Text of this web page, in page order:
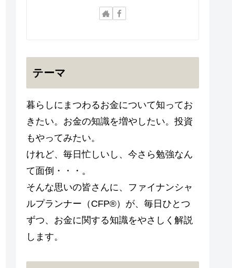
テーマ
暮らしにまつわるお金について知ってお
きたい。お金の知識を増やしたい。投資
もやってみたい。
けれど、毎日忙しいし、今さら勉強なん
て面倒・・・。
そんな思いの皆さんに、ファイナンシャ
ルプランナー（CFP®）が、毎日ひとつ
ずつ、お金に関する知識をやさしく解説
します。